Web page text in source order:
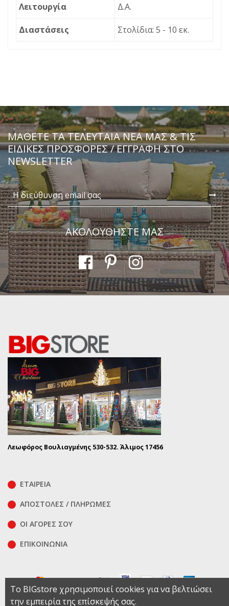
Λειτουργία Δ.Α.
Διαστάσεις Στολίδια: 5 - 10 εκ.
MSA-20-92-640
Μήνυμα
Αποστολή
ΜΆΘΕΤΕ ΤΑ ΤΕΛΕΥΤΑΊΑ ΝΈΑ ΜΑΣ & ΤΙΣ
ΕΙΔΙΚΈΣ ΠΡΟΣΦΟΡΈΣ / ΕΓΓΡΑΦΗ ΣΤΟ
NEWSLETTER
ΑΚΟΛΟΥΘΗΣΤΕ ΜΑΣ
Λεωφόρος Βουλιαγμένης 530-532. Άλιμος 17456
ΕΤΑΙΡΕΙΑ
ΑΠΟΣΤΟΛΕΣ / ΠΛΗΡΩΜΕΣ
ΟΙ ΑΓΟΡΕΣ ΣΟΥ
ΕΠΙΚΟΙΝΩΝΊΑ
Το BIGstore χρησιμοποιεί cookies για να βελτιώσει
την εμπειρία της επίσκεψής σας.